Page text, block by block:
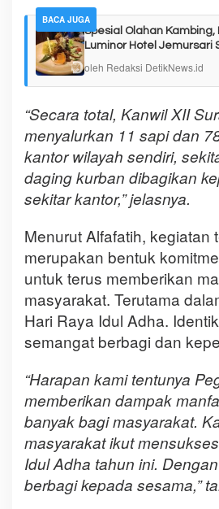
BACA JUGA
Spesial Olahan Kambing,
Luminor Hotel Jemursari
oleh Redaksi DetikNews.id
“Secara total, Kanwil XII
menyalurkan 11 sapi dan
kantor wilayah sendiri,
daging kurban dibagikan
sekitar kantor,” jelasnya.
Menurut Alfafatih, kegiatan
merupakan bentuk
untuk terus memberikan
masyarakat. Terutama
Hari Raya Idul Adha.
semangat berbagi dan
“Harapan kami tentunya
memberikan dampak
banyak bagi masyarakat.
masyarakat ikut
Idul Adha tahun ini.
berbagi kepada sesama,”